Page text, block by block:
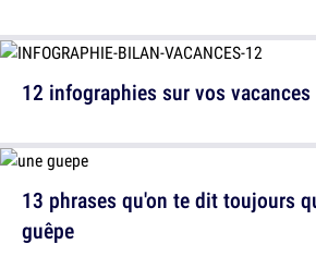
13 phrases qu'on te dit toujours
guêpe
12 infographies sur vos vacances